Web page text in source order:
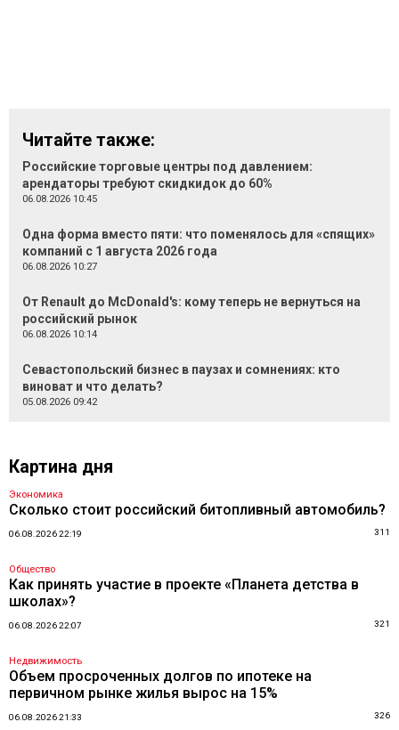
Читайте также:
Российские торговые центры под давлением:
арендаторы требуют скидкидок до 60%
06.08.2026 10:45
Одна форма вместо пяти: что поменялось для «спящих»
компаний с 1 августа 2026 года
06.08.2026 10:27
От Renault до McDonald's: кому теперь не вернуться на
российский рынок
06.08.2026 10:14
Севастопольский бизнес в паузах и сомнениях: кто
виноват и что делать?
05.08.2026 09:42
Картина дня
Экономика
Сколько стоит российский битопливный автомобиль?
06.08.2026 22:19 311
Общество
Как принять участие в проекте «Планета детства в
школах»?
06.08.2026 22:07 321
Недвижимость
Объем просроченных долгов по ипотеке на
первичном рынке жилья вырос на 15%
06.08.2026 21:33 326